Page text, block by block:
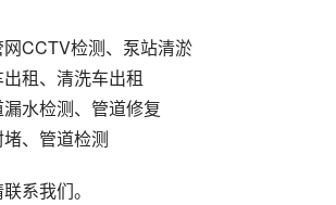
CCTV检测、泵站清淤
租、清洗车出租
水检测、管道修复
、管道检测
系我们。